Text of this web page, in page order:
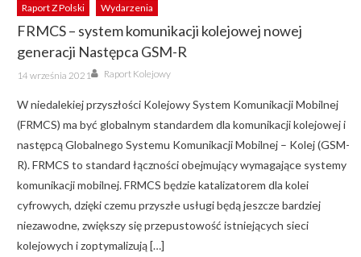
Raport Z Polski Wydarzenia
FRMCS – system komunikacji kolejowej nowej
generacji Następca GSM-R
Posted
on
14 września 2021 Author
Raport Kolejowy
W niedalekiej przyszłości Kolejowy System Komunikacji Mobilnej
(FRMCS) ma być globalnym standardem dla komunikacji kolejowej i
następcą Globalnego Systemu Komunikacji Mobilnej – Kolej (GSM-
R). FRMCS to standard łączności obejmujący wymagające systemy
komunikacji mobilnej. FRMCS będzie katalizatorem dla kolei
cyfrowych, dzięki czemu przyszłe usługi będą jeszcze bardziej
niezawodne, zwiększy się przepustowość istniejących sieci
kolejowych i zoptymalizują […]